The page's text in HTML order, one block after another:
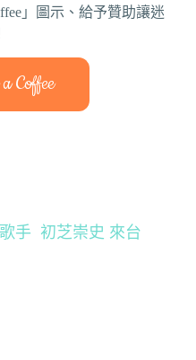
」圖示、給予贊助讓迷
Coffee
手 初芝崇史 來台